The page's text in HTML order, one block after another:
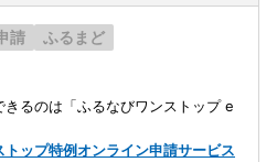
請
ふるまど
るのは「ふるなびワンストップ e
トップ特例オンライン申請サービス